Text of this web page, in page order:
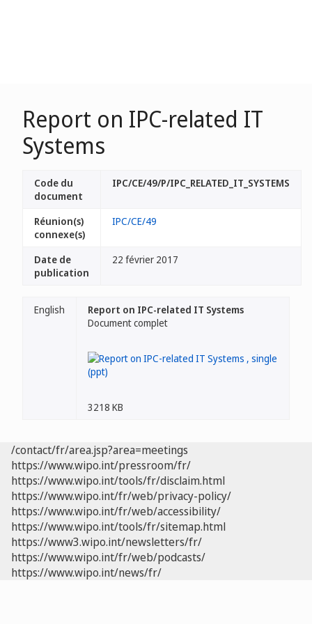
Report on IPC-related IT
Systems
Code du
document
IPC/CE/49/P/IPC_RELATED_IT_SYSTEMS
Réunion(s)
connexe(s)
IPC/CE/49
Date de
publication
22 février 2017
English
Report on IPC-related IT Systems
Document complet
3218 KB
/contact/fr/area.jsp?area=meetings
https://www.wipo.int/pressroom/fr/
https://www.wipo.int/tools/fr/disclaim.html
https://www.wipo.int/fr/web/privacy-policy/
https://www.wipo.int/fr/web/accessibility/
https://www.wipo.int/tools/fr/sitemap.html
https://www3.wipo.int/newsletters/fr/
https://www.wipo.int/fr/web/podcasts/
https://www.wipo.int/news/fr/